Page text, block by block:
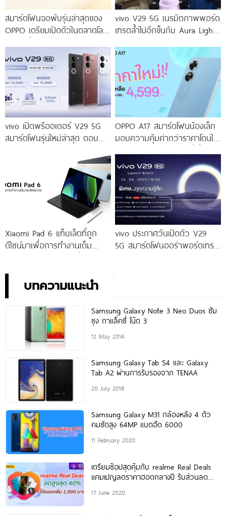
สมาร์ตโฟนจอพับรุ่นล่าสุดของ
OPPO เตรียมเปิดตัวในตลาดโลก
vivo V29 5G เนรมิตภาพพอร์ต
เทรตล้ำไปอีกขั้นกับ Aura Light
โดดเด่นด้วยสุนทรียศาสตร์แห่ง
vivo เปิดพรีออเดอร์ V29 5G
สมาร์ตโฟนรุ่นใหม่ล่าสุด ตอบ
ราคาเริ่มต้นเพียง 14,999 บาท
จัดเต็มกับโปรโมชันพิเศษก่อนใคร
OPPO A17 สมาร์ตโฟนน้องเล็ก
มอบความคุ้มค่ากว่าราคาโดนใจ
ราคาใหม่เพียง 4,599 บาท
เท่านั้น!
Xiaomi Pad 6 แท็บเล็ตที่ถูก
ดีไซน์มาเพื่อการทำงานเต็ม
vivo ประกาศวันเปิดตัว V29
5G สมาร์ตโฟนออร่าพอร์ตเทร
บทความแนะนำ
Samsung Galaxy Note 3 Neo Duos ซัม
ซุง กาแล็คซี่ โน้ต 3
12 May 2014
Samsung Galaxy Tab S4 และ Galaxy
Tab A2 ผ่านการรับรองจาก TENAA
20 July 2018
Samsung Galaxy M31 กล้องหลัง 4 ตัว
คมชัดสูง 64MP แบตอึด 6000
11 February 2020
เตรียมช้อปสุดคุ้มกับ realme Real Deals
แคมเปญลดราคาฮอตกลางปี รับส่วนลด
17 June 2020